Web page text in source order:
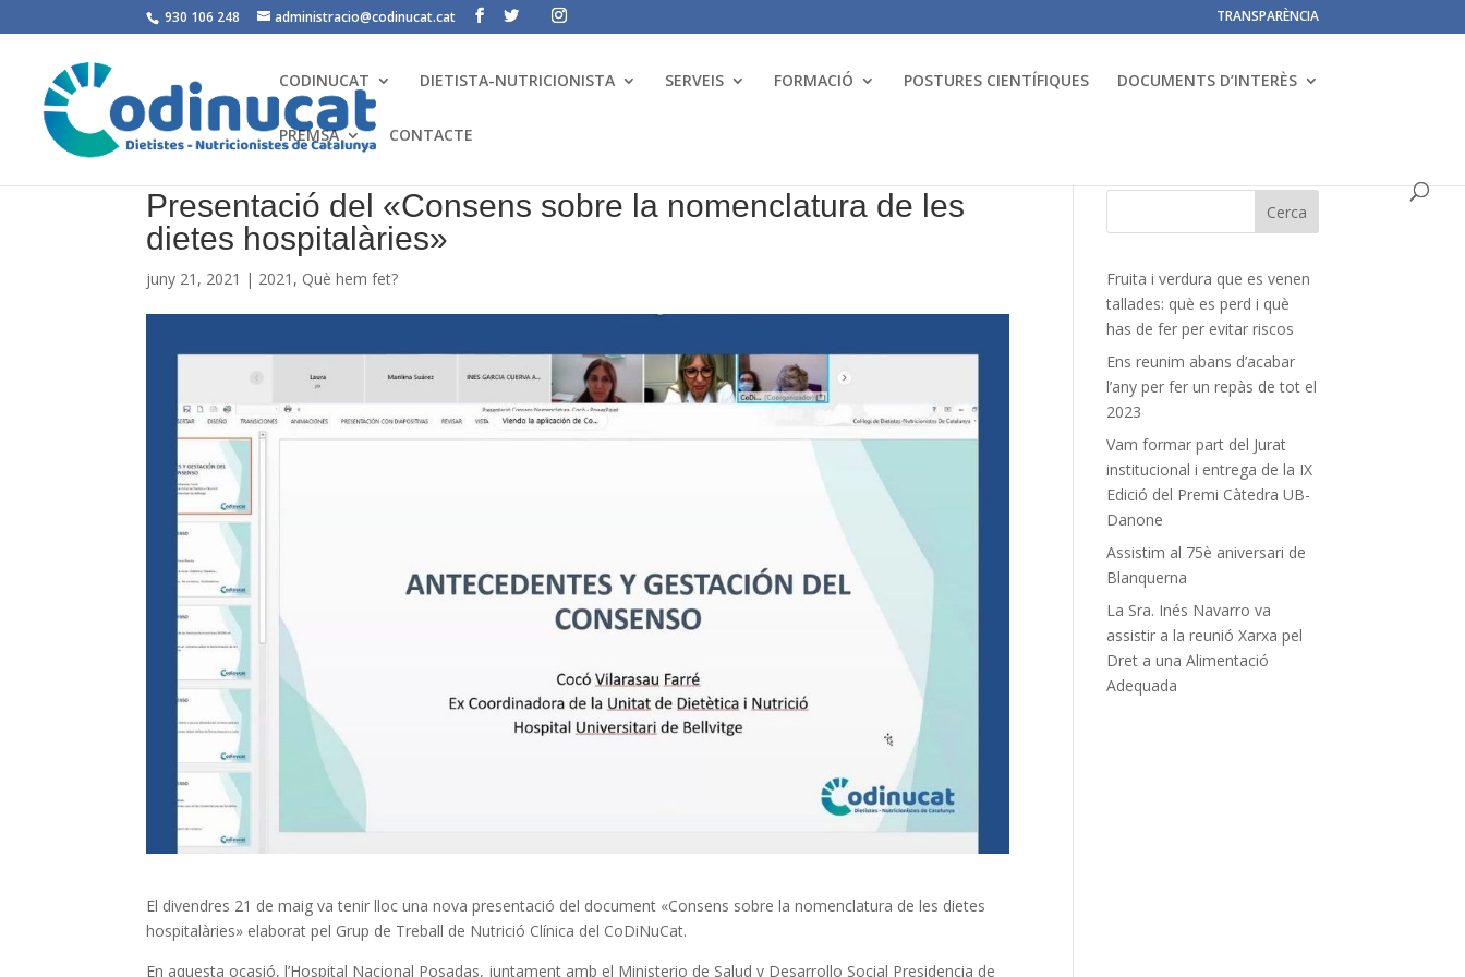
930 106 248 administracio@codinucat.cat TRANSPARÈNCIA
CODINUCAT DIETISTA-NUTRICIONISTA SERVEIS FORMACIÓ POSTURES CIENTÍFIQUES DOCUMENTS D’INTERÈS
PREMSA CONTACTE
Presentació del «Consens sobre la nomenclatura de les
dietes hospitalàries»
juny 21, 2021 | 2021 , Què hem fet?
El divendres 21 de maig va tenir lloc una nova presentació del document «Consens sobre la nomenclatura de les dietes
hospitalàries» elaborat pel Grup de Treball de Nutrició Clínica del CoDiNuCat.
En aquesta ocasió, l’Hospital Nacional Posadas, juntament amb el Ministerio de Salud y Desarrollo Social Presidencia de
Fruita i verdura que es venen
tallades: què es perd i què
has de fer per evitar riscos
Ens reunim abans d’acabar
l’any per fer un repàs de tot el
2023
Vam formar part del Jurat
institucional i entrega de la IX
Edició del Premi Càtedra UB-
Danone
Assistim al 75è aniversari de
Blanquerna
La Sra. Inés Navarro va
assistir a la reunió Xarxa pel
Dret a una Alimentació
Adequada